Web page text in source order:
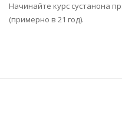
Начинайте курс сустанона
(примерно в 21 год).